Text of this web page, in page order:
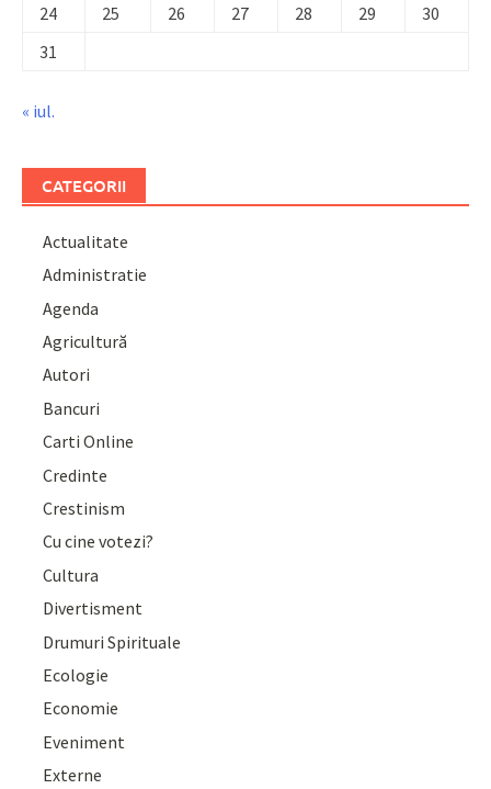
24
25 26 27 28 29
30
31
« iul.
CATEGORII
Actualitate
Administratie
Agenda
Agricultură
Autori
Bancuri
Carti Online
Credinte
Crestinism
Cu cine votezi?
Cultura
Divertisment
Drumuri Spirituale
Ecologie
Economie
Eveniment
Externe